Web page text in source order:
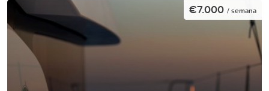
€7.000 / semana